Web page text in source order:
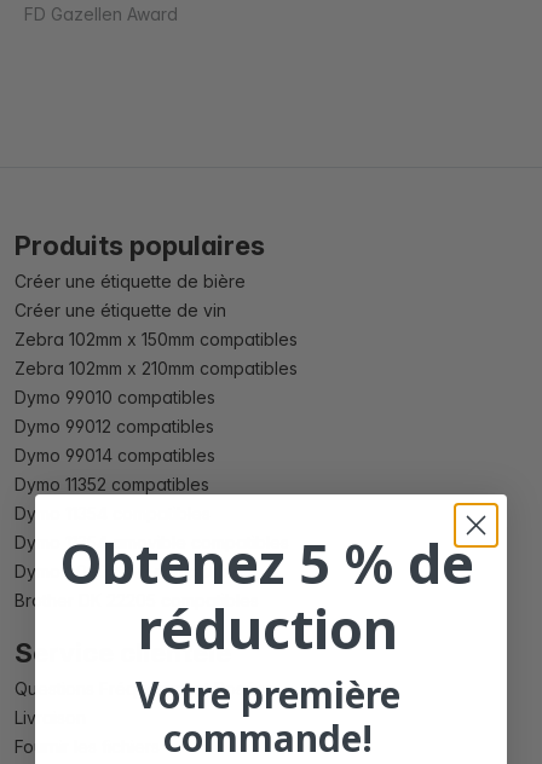
FD Gazellen Award
Produits populaires
Créer une étiquette de bière
Créer une étiquette de vin
Zebra 102mm x 150mm compatibles
Zebra 102mm x 210mm compatibles
Dymo 99010 compatibles
Dymo 99012 compatibles
Dymo 99014 compatibles
Dymo 11352 compatibles
Dymo 11354 compatibles
Dymo 11354 amovible compatibles
Dymo S0904980 compatibles
Brother DK 22205 compatibles
Service clientèle
Questions Fréquemment Posées
Livraison
Fournir les fichiers
Obtenez 5 % de
réduction
Votre première
commande!